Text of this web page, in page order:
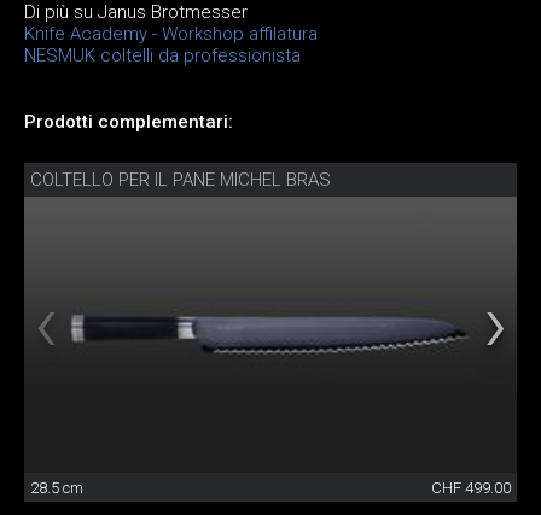
Di più su Janus Brotmesser
Knife Academy - Workshop affilatura
NESMUK coltelli da professionista
Prodotti complementari:
COLTELLO PER IL PANE MICHEL BRAS
28.5 cm CHF 499.00